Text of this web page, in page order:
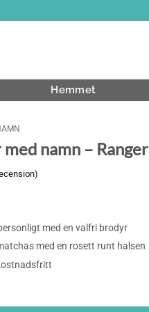
Hemmet
namn – Ranger
med en valfri brodyr
med en rosett runt halsen